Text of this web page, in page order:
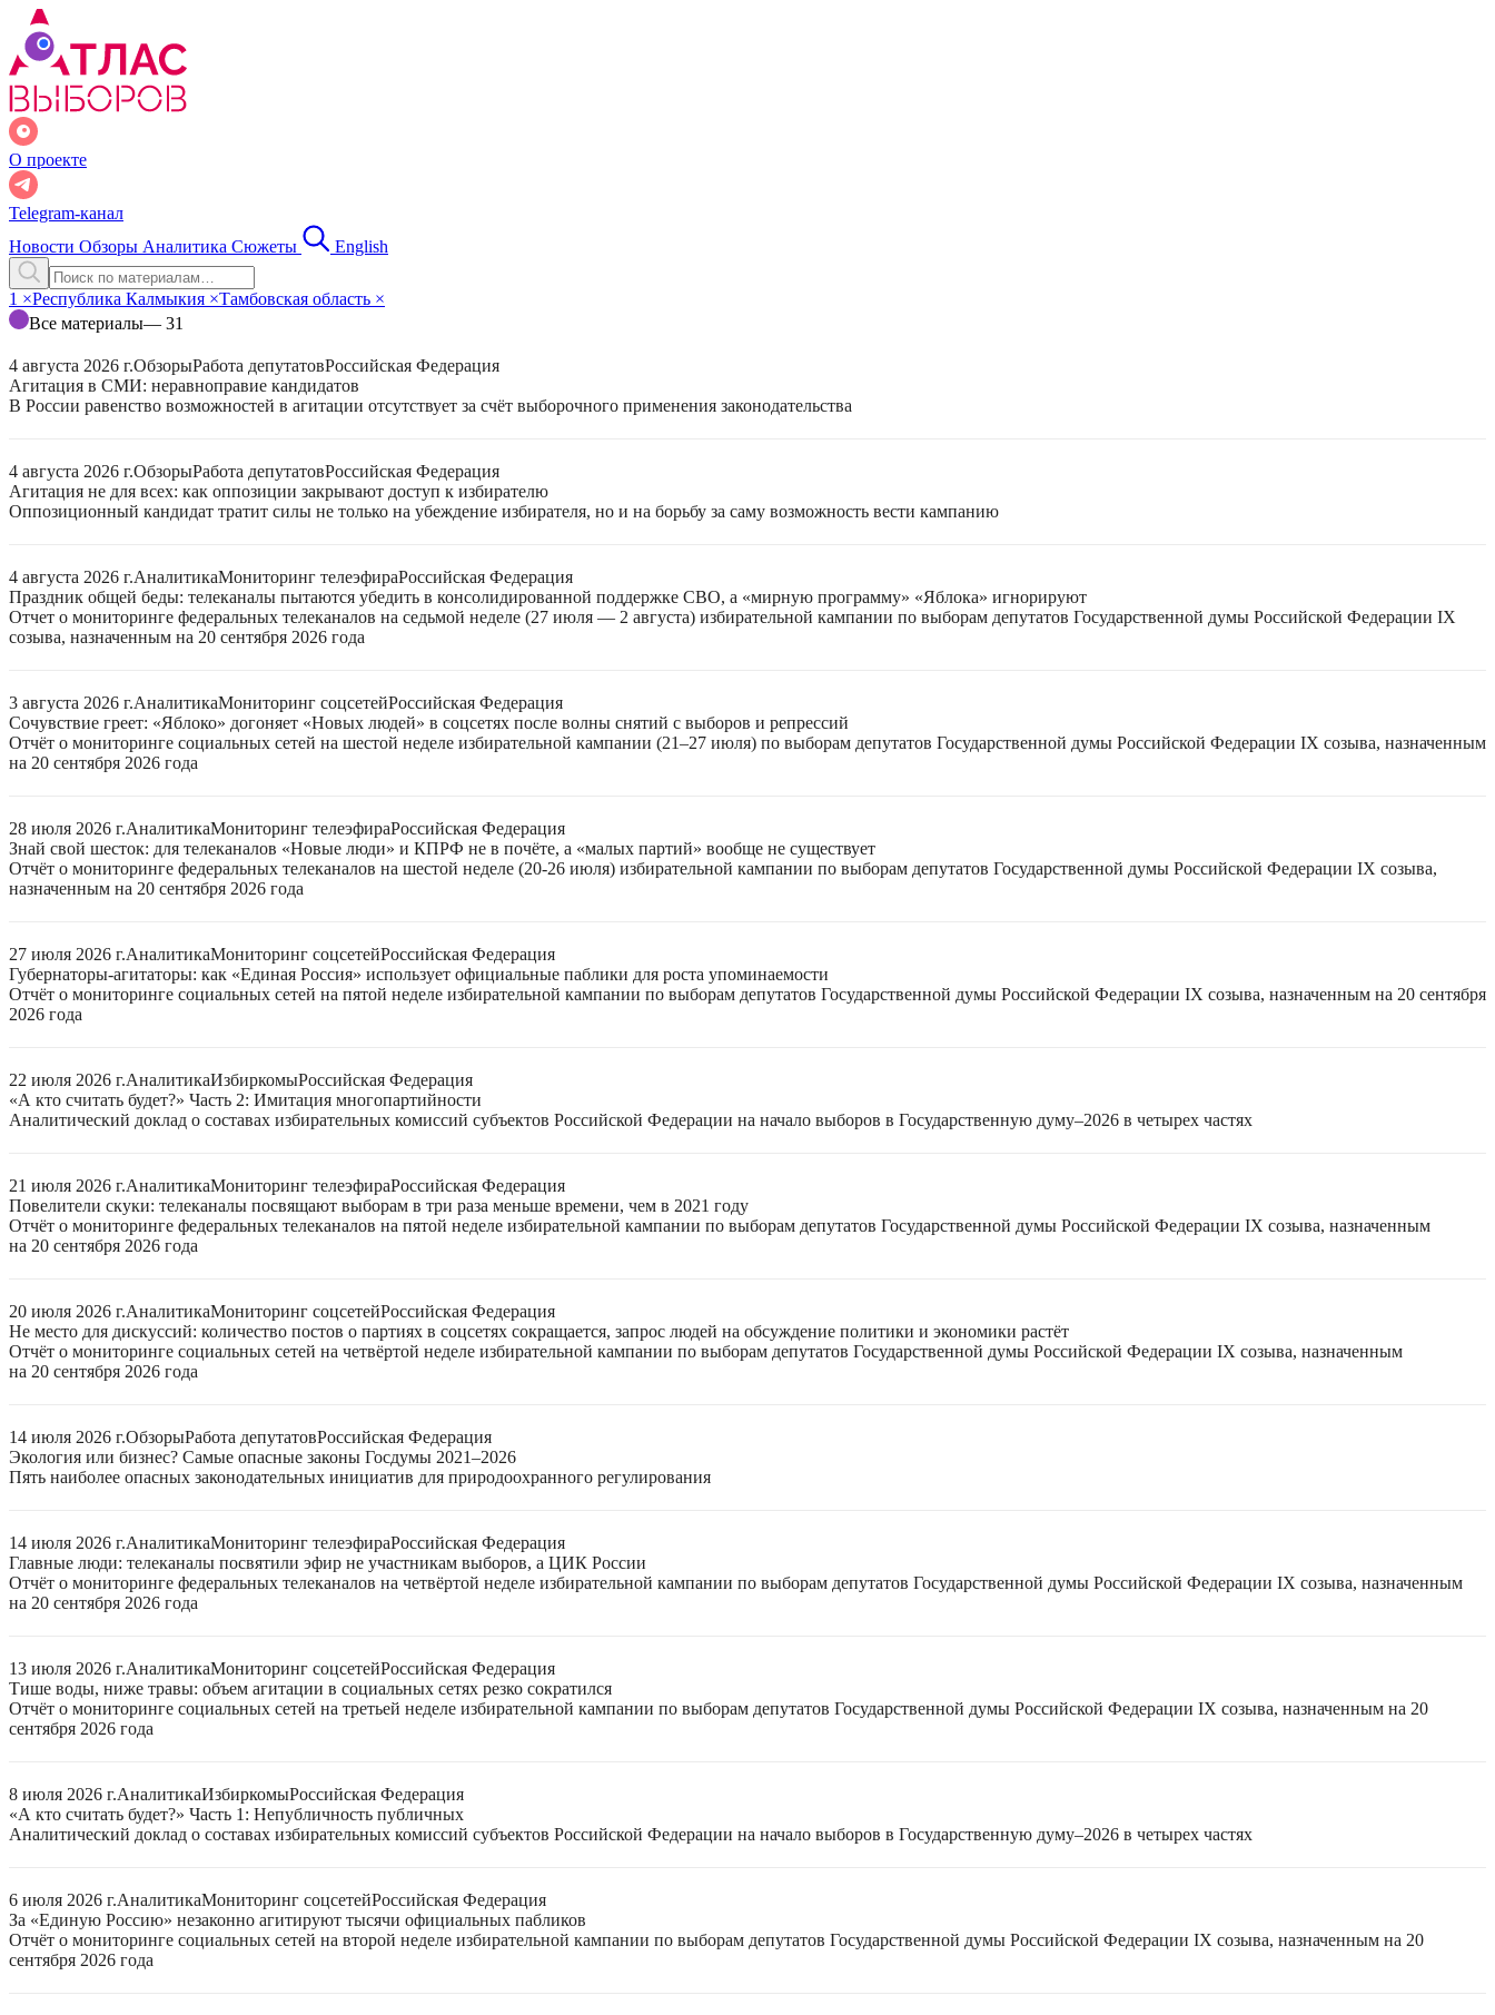
О проекте
Telegram-канал
Новости Обзоры Аналитика Сюжеты English
1 ×Республика Калмыкия ×Тамбовская область ×
Все материалы— 31
4 августа 2026 г.ОбзорыРабота депутатовРоссийская Федерация
Агитация в СМИ: неравноправие кандидатов
В России равенство возможностей в агитации отсутствует за счёт выборочного применения законодательства
4 августа 2026 г.ОбзорыРабота депутатовРоссийская Федерация
Агитация не для всех: как оппозиции закрывают доступ к избирателю
Оппозиционный кандидат тратит силы не только на убеждение избирателя, но и на борьбу за саму возможность вести кампанию
4 августа 2026 г.АналитикаМониторинг телеэфираРоссийская Федерация
Праздник общей беды: телеканалы пытаются убедить в консолидированной поддержке СВО, а «мирную программу» «Яблока» игнорируют
Отчет о мониторинге федеральных телеканалов на седьмой неделе (27 июля — 2 августа) избирательной кампании по выборам депутатов Государственной думы Российской Федерации IX
созыва, назначенным на 20 сентября 2026 года
3 августа 2026 г.АналитикаМониторинг соцсетейРоссийская Федерация
Сочувствие греет: «Яблоко» догоняет «Новых людей» в соцсетях после волны снятий с выборов и репрессий
Отчёт о мониторинге социальных сетей на шестой неделе избирательной кампании (21–27 июля) по выборам депутатов Государственной думы Российской Федерации IX созыва, назначенным
на 20 сентября 2026 года
28 июля 2026 г.АналитикаМониторинг телеэфираРоссийская Федерация
Знай свой шесток: для телеканалов «Новые люди» и КПРФ не в почёте, а «малых партий» вообще не существует
Отчёт о мониторинге федеральных телеканалов на шестой неделе (20-26 июля) избирательной кампании по выборам депутатов Государственной думы Российской Федерации IX созыва,
назначенным на 20 сентября 2026 года
27 июля 2026 г.АналитикаМониторинг соцсетейРоссийская Федерация
Губернаторы-агитаторы: как «Единая Россия» использует официальные паблики для роста упоминаемости
Отчёт о мониторинге социальных сетей на пятой неделе избирательной кампании по выборам депутатов Государственной думы Российской Федерации IX созыва, назначенным на 20 сентября
2026 года
22 июля 2026 г.АналитикаИзбиркомыРоссийская Федерация
«А кто считать будет?» Часть 2: Имитация многопартийности
Аналитический доклад о составах избирательных комиссий субъектов Российской Федерации на начало выборов в Государственную думу–2026 в четырех частях
21 июля 2026 г.АналитикаМониторинг телеэфираРоссийская Федерация
Повелители скуки: телеканалы посвящают выборам в три раза меньше времени, чем в 2021 году
Отчёт о мониторинге федеральных телеканалов на пятой неделе избирательной кампании по выборам депутатов Государственной думы Российской Федерации IX созыва, назначенным
на 20 сентября 2026 года
20 июля 2026 г.АналитикаМониторинг соцсетейРоссийская Федерация
Не место для дискуссий: количество постов о партиях в соцсетях сокращается, запрос людей на обсуждение политики и экономики растёт
Отчёт о мониторинге социальных сетей на четвёртой неделе избирательной кампании по выборам депутатов Государственной думы Российской Федерации IX созыва, назначенным
на 20 сентября 2026 года
14 июля 2026 г.ОбзорыРабота депутатовРоссийская Федерация
Экология или бизнес? Самые опасные законы Госдумы 2021–2026
Пять наиболее опасных законодательных инициатив для природоохранного регулирования
14 июля 2026 г.АналитикаМониторинг телеэфираРоссийская Федерация
Главные люди: телеканалы посвятили эфир не участникам выборов, а ЦИК России
Отчёт о мониторинге федеральных телеканалов на четвёртой неделе избирательной кампании по выборам депутатов Государственной думы Российской Федерации IX созыва, назначенным
на 20 сентября 2026 года
13 июля 2026 г.АналитикаМониторинг соцсетейРоссийская Федерация
Тише воды, ниже травы: объем агитации в социальных сетях резко сократился
Отчёт о мониторинге социальных сетей на третьей неделе избирательной кампании по выборам депутатов Государственной думы Российской Федерации IX созыва, назначенным на 20
сентября 2026 года
8 июля 2026 г.АналитикаИзбиркомыРоссийская Федерация
«А кто считать будет?» Часть 1: Непубличность публичных
Аналитический доклад о составах избирательных комиссий субъектов Российской Федерации на начало выборов в Государственную думу–2026 в четырех частях
6 июля 2026 г.АналитикаМониторинг соцсетейРоссийская Федерация
За «Единую Россию» незаконно агитируют тысячи официальных пабликов
Отчёт о мониторинге социальных сетей на второй неделе избирательной кампании по выборам депутатов Государственной думы Российской Федерации IX созыва, назначенным на 20
сентября 2026 года